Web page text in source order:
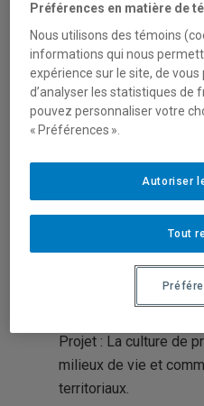
Nous sommes ravis
duCRISESqui vont
dans leurs projets !
Marie Langevin
responsabilité sociale
Projet : Les inégalités
obstacles au
genre au sein de la
Projet : La culture de
milieux de vie et
territoriaux.
Préférences en matière de
Nous utilisons des témoins
informations qui nous
expérience sur le site, de
d’analyser les statistiques de
pouvez personnaliser votre
« Préférences ».
Tout
Autoriser